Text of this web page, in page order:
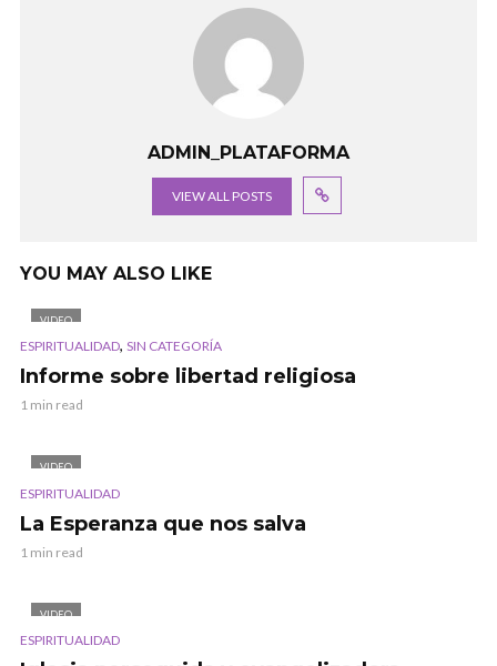
ADMIN_PLATAFORMA
VIEW ALL POSTS
YOU MAY ALSO LIKE
VIDEO
ESPIRITUALIDAD, SIN CATEGORÍA
Informe sobre libertad religiosa
1 min read
VIDEO
ESPIRITUALIDAD
La Esperanza que nos salva
1 min read
VIDEO
ESPIRITUALIDAD